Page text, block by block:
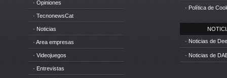
· Opiniones
· TecnonewsCat
· Noticias
· Area empresas
· Videojuegos
· Entrevistas
· Política de
· Noticias de
· Noticias de